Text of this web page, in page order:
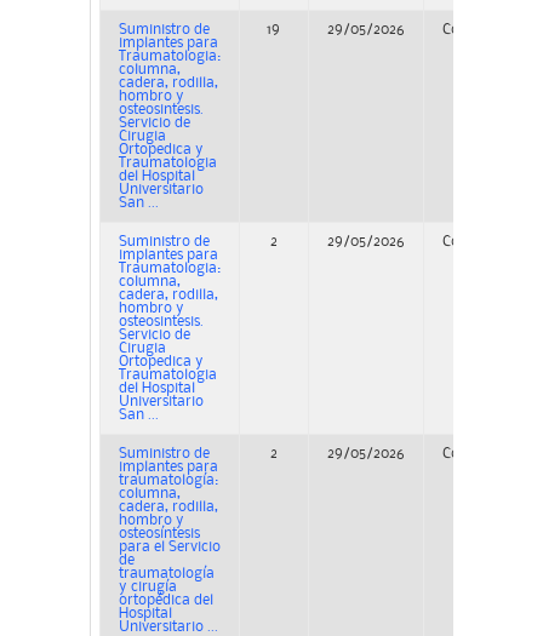
Suministro de
implantes para
Traumatologia:
columna,
cadera, rodilla,
hombro y
osteosintesis.
Servicio de
Cirugia
Ortopedica y
Traumatologia
del Hospital
Universitario
San ...
19 29/05/2026 Concurso
Suministro de
implantes para
Traumatologia:
columna,
cadera, rodilla,
hombro y
osteosintesis.
Servicio de
Cirugia
Ortopedica y
Traumatologia
del Hospital
Universitario
San ...
2 29/05/2026 Concurso
Suministro de
implantes para
traumatología:
columna,
cadera, rodilla,
hombro y
osteosíntesis
para el Servicio
de
traumatología
y cirugía
ortopédica del
Hospital
Universitario ...
2 29/05/2026 Concurso